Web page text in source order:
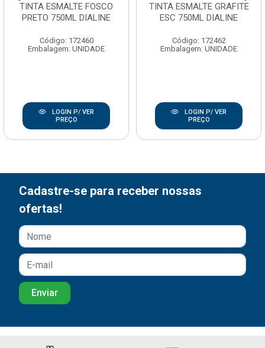
TINTA ESMALTE FOSCO
PRETO 750ML DIALINE
Código: 172460
Embalagem: UNIDADE
LOGIN P/ VER
PREÇO
TINTA ESMALTE GRAFITE
ESC 750ML DIALINE
Código: 172462
Embalagem: UNIDADE
LOGIN P/ VER
PREÇO
Cadastre-se para receber nossas
ofertas!